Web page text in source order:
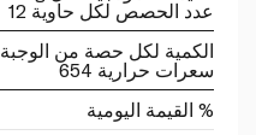
عدد الحصص لكل حاوية 12
الكمية لكل حصة من الوجبة
سعرات حرارية 654
% القيمة اليومية